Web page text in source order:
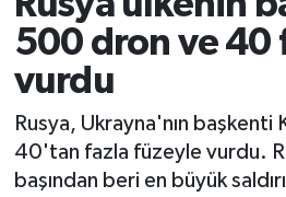
500 dron ve 40
vurdu
Rusya, Ukrayna'nın
40'tan fazla füzeyle vurdu.
başından beri en büyük
SAĞLIK
SPOR
TEKNOLOJİ
TÜRKİYE
Tüm Manşetler
Son Dakika Haberleri
Haber Arşivi